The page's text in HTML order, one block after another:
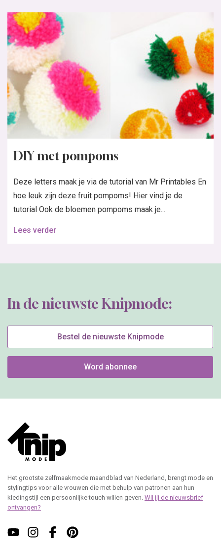
DIY met pompoms
Deze letters maak je via de tutorial van Mr Printables En
hoe leuk zijn deze fruit pompoms! Hier vind je de
tutorial Ook de bloemen pompoms maak je...
Lees verder
In de nieuwste Knipmode:
Bestel de nieuwste Knipmode
Word abonnee
Het grootste zelfmaakmode maandblad van Nederland, brengt mode en
stylingtips voor alle vrouwen die met behulp van patronen aan hun
kledingstijl een persoonlijke touch willen geven. Wil jij de nieuwsbrief
ontvangen?